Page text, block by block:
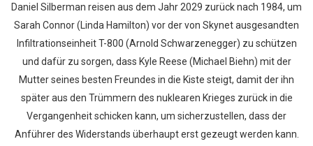
Daniel Silberman reisen aus dem Jahr 2029 zurück nach 1984, um
Sarah Connor (Linda Hamilton) vor der von Skynet ausgesandten
Infiltrationseinheit T-800 (Arnold Schwarzenegger) zu schützen
und dafür zu sorgen, dass Kyle Reese (Michael Biehn) mit der
Mutter seines besten Freundes in die Kiste steigt, damit der ihn
später aus den Trümmern des nuklearen Krieges zurück in die
Vergangenheit schicken kann, um sicherzustellen, dass der
Anführer des Widerstands überhaupt erst gezeugt werden kann.